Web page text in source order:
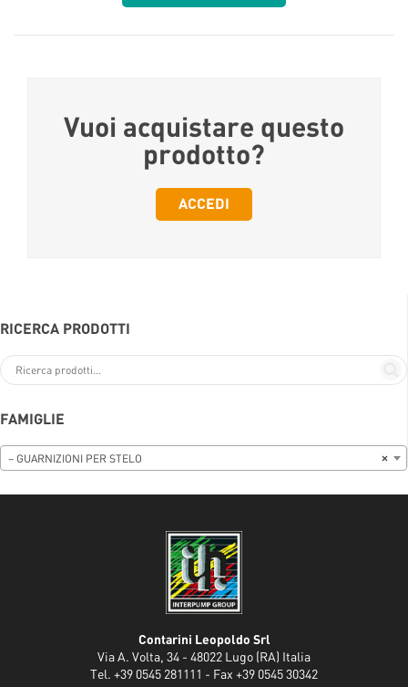
Vuoi acquistare questo
prodotto?
ACCEDI
RICERCA PRODOTTI
FAMIGLIE
×
– GUARNIZIONI PER STELO
Contarini Leopoldo Srl
Via A. Volta, 34 - 48022 Lugo (RA) Italia
Tel. +39 0545 281111 - Fax +39 0545 30342